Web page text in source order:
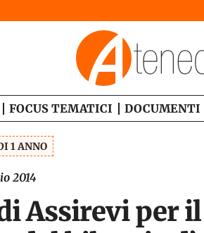
FOCUS TEMATICI DOCUMENTI
1 ANNO
2014
Assirevi per